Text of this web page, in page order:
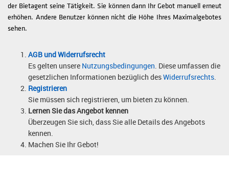
der Bietagent seine Tätigkeit. Sie können dann Ihr Gebot manuell erneut
erhöhen. Andere Benutzer können nicht die Höhe Ihres Maximalgebotes
sehen.
AGB und Widerrufsrecht
Es gelten unsere Nutzungsbedingungen. Diese umfassen die
gesetzlichen Informationen bezüglich desWiderrufsrechts.
Registrieren
Sie müssen sich registrieren, um bieten zu können.
Lernen Sie das Angebot kennen
Überzeugen Sie sich, dass Sie alle Details des Angebots
kennen.
Machen Sie Ihr Gebot!